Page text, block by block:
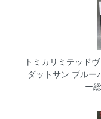
トミカリミテッド
ダットサン ブルー
ー